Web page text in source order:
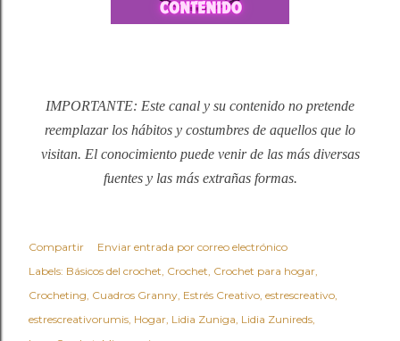
IMPORTANTE: Este canal y su contenido no pretende
reemplazar los hábitos y costumbres de aquellos que lo
visitan. El conocimiento puede venir de las más diversas
fuentes y las más extrañas formas.
Compartir
Enviar entrada por correo electrónico
Labels: Básicos del crochet Crochet Crochet para hogar
Crocheting Cuadros Granny Estrés Creativo estrescreativo
estrescreativorumis Hogar Lidia Zuniga Lidia Zunireds